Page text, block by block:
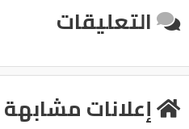
التعليقات
إعلانات مشابهة